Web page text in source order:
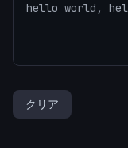
クリア